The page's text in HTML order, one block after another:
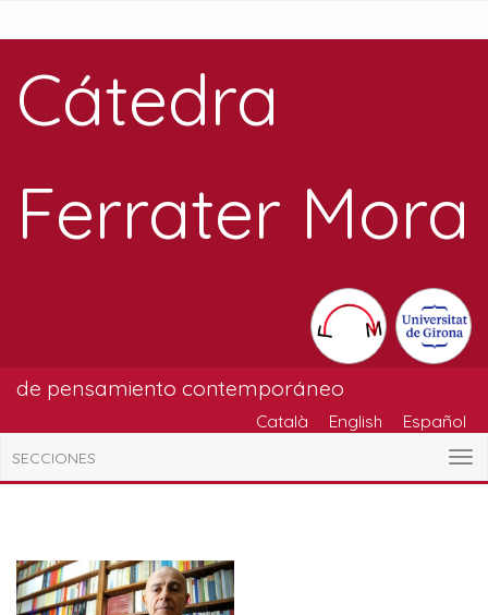
Cátedra
Ferrater Mora
de pensamiento contemporáneo
Català English Español
SECCIONES